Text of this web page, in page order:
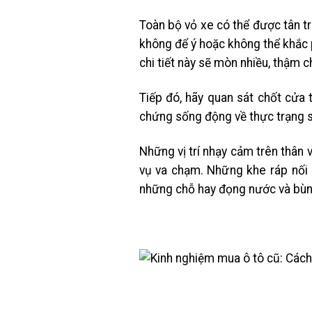
Toàn bộ vỏ xe có thể được tân
không để ý hoặc không thể
chi tiết này sẽ mòn nhiều, thậm
Tiếp đó, hãy quan sát chốt
chứng sống động về thực trạng
Những vị trí nhạy cảm trên thân
vụ va chạm. Những khe ráp
những chỗ hay đọng nước và